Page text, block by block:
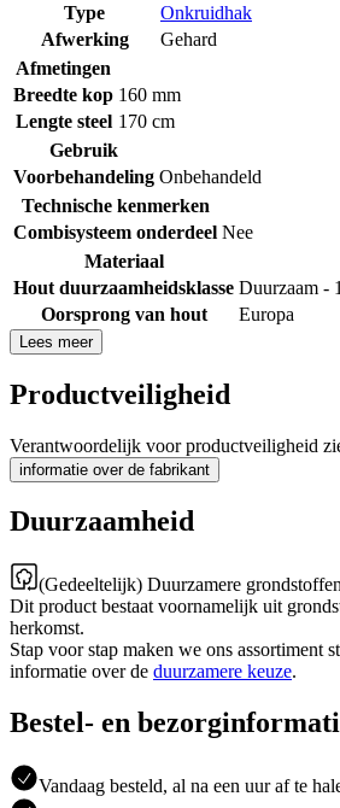
Type
Onkruidhak
Afwerking
Gehard
Afmetingen
Breedte kop 160 mm
Lengte steel 170 cm
Gebruik
Voorbehandeling Onbehandeld
Technische kenmerken
Combisysteem onderdeel Nee
Materiaal
Hout duurzaamheidsklasse Duurzaam -
Oorsprong van hout
Europa
Lees meer
Productveiligheid
Verantwoordelijk voor productveiligheid
informatie over de fabrikant
Duurzaamheid
(Gedeeltelijk) Duurzamere grondstoffen
Dit product bestaat voornamelijk uit
herkomst.
Stap voor stap maken we ons assortiment
informatie over de duurzamere keuze.
Bestel- en
Vandaag besteld, al na een uur af te